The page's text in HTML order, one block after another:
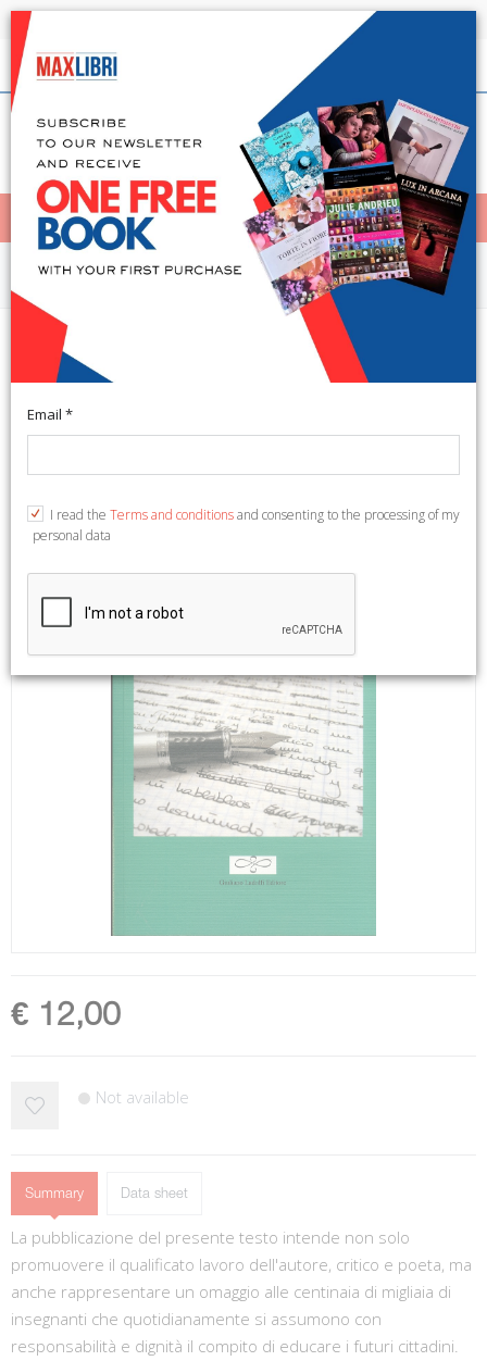
Shipping in 24h for all available books
English
< Home
MENÙ
Fiction and literature
Rileggere i classici. Sei lezioni di
analisi comparata
Didattica).
€ 12,00
Not available
Summary Data sheet
La pubblicazione del presente testo intende non solo
promuovere il qualificato lavoro dell'autore, critico e poeta, ma
anche rappresentare un omaggio alle centinaia di migliaia di
insegnanti che quotidianamente si assumono con
responsabilità e dignità il compito di educare i futuri cittadini.
Email *
I read the Terms and conditionsand consenting to the processing of my
personal data